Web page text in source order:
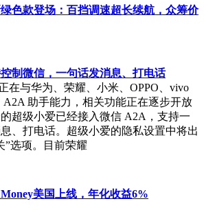
色款登场：百挡调速超长续航，众筹价
制微信，一句话发消息、打电话
在与华为、荣耀、小米、OPPO、vivo
助手能力，相关功能正在逐步开放
超级小爱已经接入微信 A2A，支持一
、打电话。超级小爱的隐私设置中将出
”选项。目前荣耀
美国上线，年化收益6%